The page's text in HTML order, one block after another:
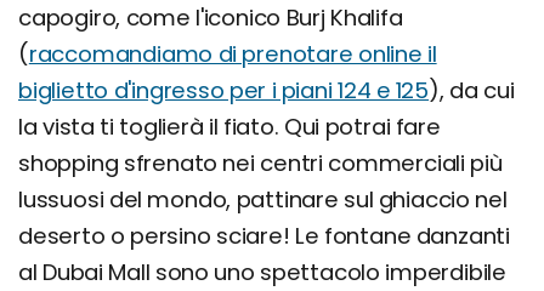
capogiro, come l'iconico Burj Khalifa
(raccomandiamo di prenotare online il
biglietto d'ingresso per i piani 124 e 125), da cui
la vista ti toglierà il fiato. Qui potrai fare
shopping sfrenato nei centri commerciali più
lussuosi del mondo, pattinare sul ghiaccio nel
deserto o persino sciare! Le fontane danzanti
al Dubai Mall sono uno spettacolo imperdibile